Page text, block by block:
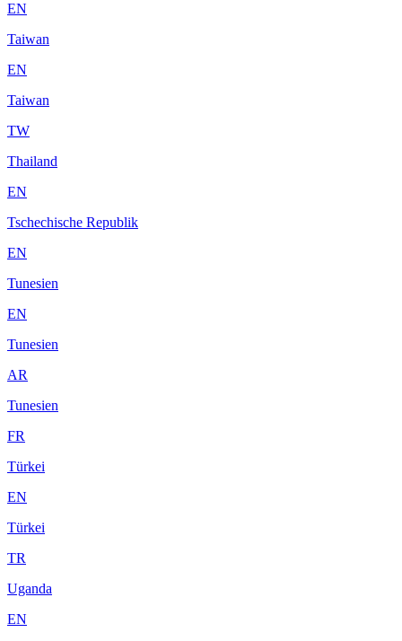
EN
Taiwan
EN
Taiwan
TW
Thailand
EN
Tschechische Republik
EN
Tunesien
EN
Tunesien
AR
Tunesien
FR
Türkei
EN
Türkei
TR
Uganda
EN